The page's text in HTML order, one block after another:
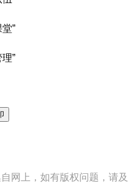
”
”
网上，如有版权问题，请及